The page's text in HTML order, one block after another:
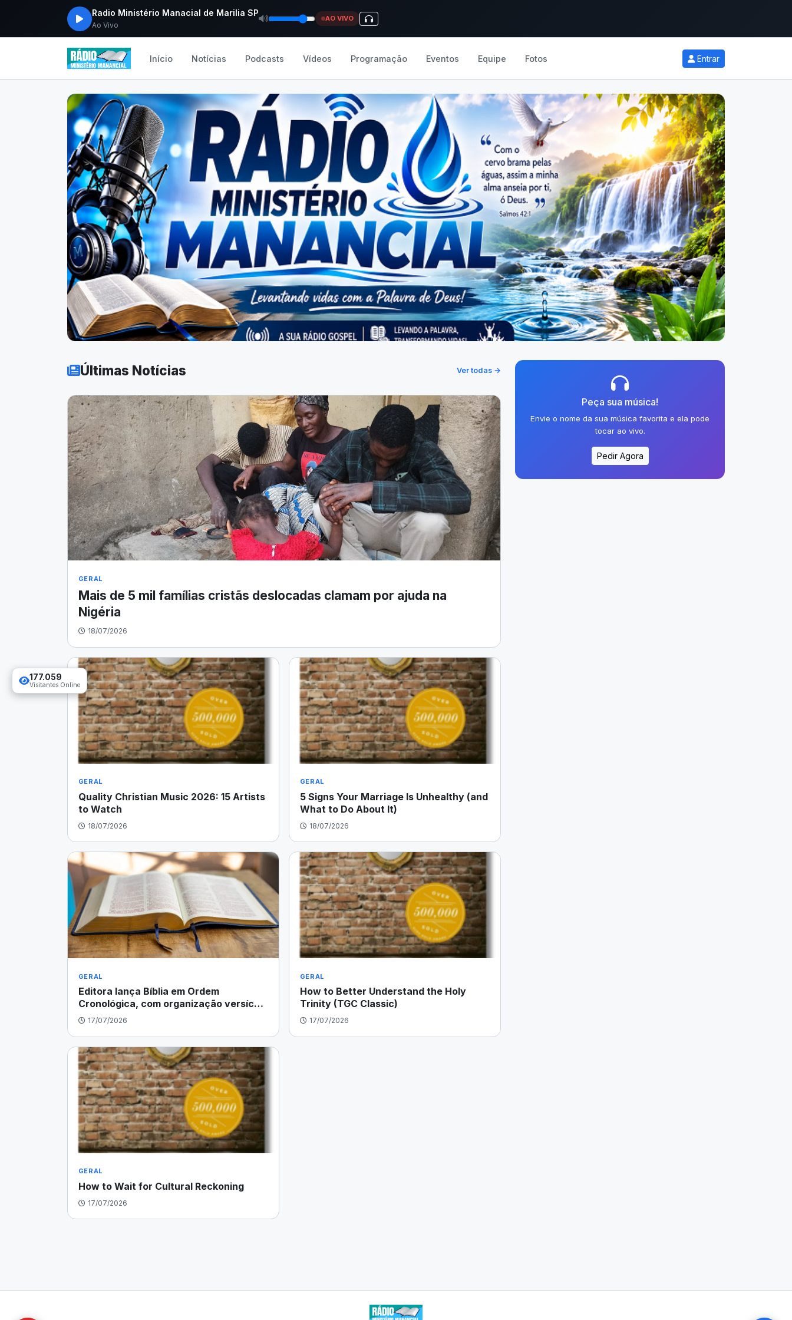
Radio Ministério Manacial de Marilia SP
Ao Vivo
AO VIVO
Início Notícias Podcasts Vídeos Programação Eventos Equipe Fotos Entrar
Últimas Notícias Ver todas →
GERAL
Mais de 5 mil famílias cristãs deslocadas clamam por ajuda na
Nigéria
18/07/2026
GERAL
Quality Christian Music 2026: 15 Artists
to Watch
18/07/2026
GERAL
5 Signs Your Marriage Is Unhealthy (and
What to Do About It)
18/07/2026
GERAL
Editora lança Bíblia em Ordem
Cronológica, com organização versículo
por versículo
17/07/2026
GERAL
How to Better Understand the Holy
Trinity (TGC Classic)
17/07/2026
GERAL
How to Wait for Cultural Reckoning
17/07/2026
Peça sua música!
Envie o nome da sua música favorita e ela pode
tocar ao vivo.
Pedir Agora
177.059
Visitantes Online